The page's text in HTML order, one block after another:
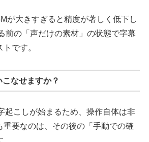
が大きすぎると精度が著しく低下し
前の「声だけの素材」の状態で字幕
です。
なせますか？
起こしが始まるため、操作自体は非
重要なのは、その後の「手動での確